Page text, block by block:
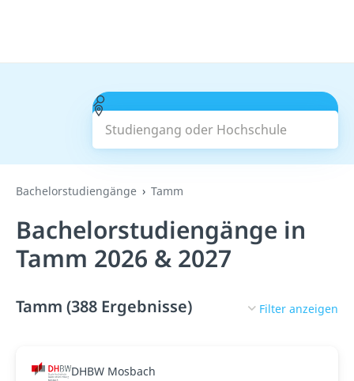
Studiengang oder Hochschule
Suchen
Bachelorstudiengänge Tamm
Bachelorstudiengänge in
Tamm 2026 & 2027
Tamm (388 Ergebnisse) Filter anzeigen
DHBW Mosbach